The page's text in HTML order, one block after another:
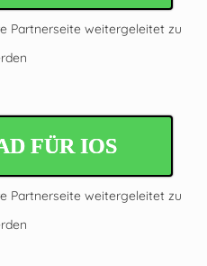
Partnerseite weitergeleitet zu
FÜR IOS
Partnerseite weitergeleitet zu